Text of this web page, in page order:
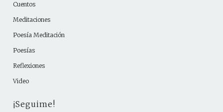
Cuentos
Meditaciones
Poesía Meditación
Poesías
Reflexiones
Video
¡Seguime!